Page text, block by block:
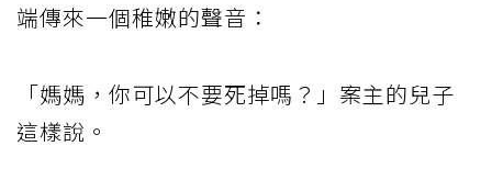
端傳來一個稚嫩的聲音：
「媽媽，你可以不要死掉嗎？」案主的兒子
這樣說。